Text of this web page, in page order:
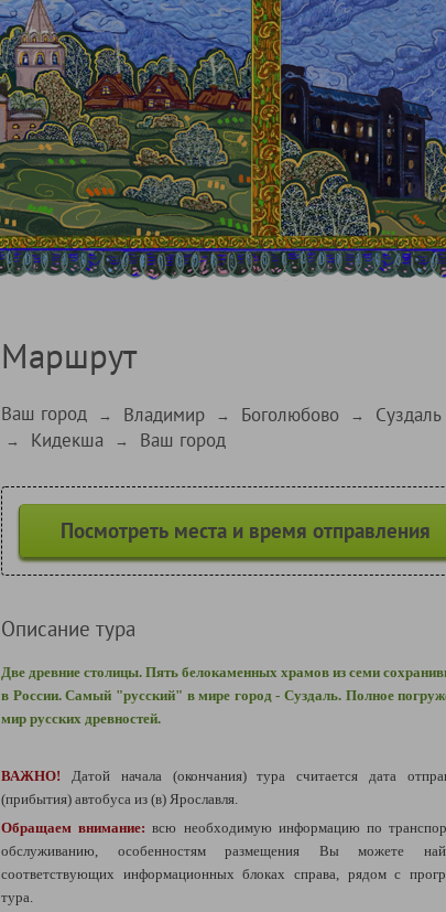
Маршрут
Ваш город → Владимир → Боголюбово → Суздаль
→ Кидекша → Ваш город
Посмотреть места и время отправления
Описание тура
Две древние столицы. Пять белокаменных храмов из семи
в России. Самый "русский" в мире город - Суздаль. Полное
мир русских древностей.
ВАЖНО! Датой начала (окончания) тура считается дата
(прибытия) автобуса из (в) Ярославля.
Обращаем внимание:всю необходимую информацию по
обслуживанию, особенностям размещения Вы можете
соответствующих информационных блоках справа, рядом с
тура.